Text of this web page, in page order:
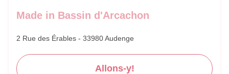
Made in Bassin d'Arcachon
2 Rue des Érables - 33980 Audenge
Allons-y!